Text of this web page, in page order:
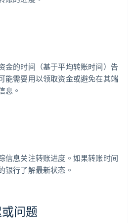
金的时间（基于平均转账时间）告
能需要用以领取资金或避免在其端
息。
信息关注转账进度。如果转账时间
银行了解最新状态。
问题